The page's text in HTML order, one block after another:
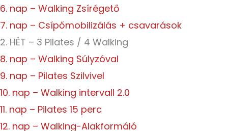
6. nap – Walking Zsírégető
7. nap – Csípőmobilizálás + csavarások
2. HÉT – 3 Pilates / 4 Walking
8. nap – Walking Súlyzóval
9. nap – Pilates Szilvivel
10. nap – Walking intervall 2.0
11. nap – Pilates 15 perc
12. nap – Walking-Alakformáló